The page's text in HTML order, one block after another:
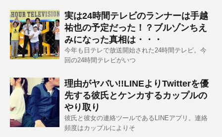
実は24時間テレビのランナーは手越
祐也の予定だった！？ブルゾンちえ
みになった真相は・・・
今年も日テレで放送開始された24時間テレビ。今
回の24時間テレビがいつ
理由がヤバい!!LINEよりTwitterを優
先する彼氏とケンカするカップルの
やり取り
彼氏と彼女の連絡ツールであるLINEアプリ。連絡
頻度はカップルによりそ